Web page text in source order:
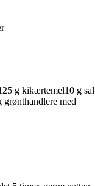
g kikærtemel10 g
grønthandlere med